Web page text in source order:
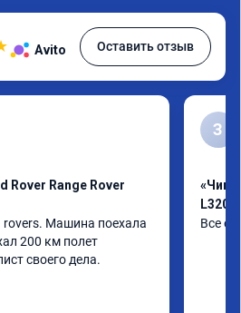
Avito Оставить отзыв
Rover Range Rover
Машина поехала
200 км полет
своего дела.
З
«Чип
L320»
Все